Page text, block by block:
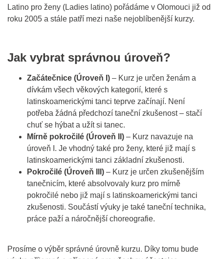
Latino pro ženy (Ladies latino) pořádáme v Olomouci již od
roku 2005 a stále patří mezi naše nejoblíbenější kurzy.
Jak vybrat správnou úroveň?
Začátečnice (Úroveň I) – Kurz je určen ženám a
dívkám všech věkových kategorií, které s
latinskoamerickými tanci teprve začínají. Není
potřeba žádná předchozí taneční zkušenost – stačí
chuť se hýbat a užít si tanec.
Mírně pokročilé (Úroveň II) – Kurz navazuje na
úroveň I. Je vhodný také pro ženy, které již mají s
latinskoamerickými tanci základní zkušenosti.
Pokročilé (Úroveň III) – Kurz je určen zkušenějším
tanečnicím, které absolvovaly kurz pro mírně
pokročilé nebo již mají s latinskoamerickými tanci
zkušenosti. Součástí výuky je také taneční technika,
práce paží a náročnější choreografie.
Prosíme o výběr správné úrovně kurzu. Díky tomu bude